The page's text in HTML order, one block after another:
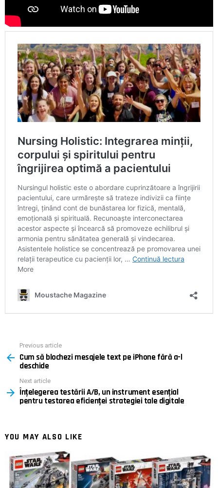
more
Previous article
Cum să blochezi mesajele text pe iPhone fără a-l
deschide
Next article
Înțelegerea testării A/B, un instrument esențial
pentru testarea eficienței strategiei tale digitale
YOU MAY ALSO LIKE